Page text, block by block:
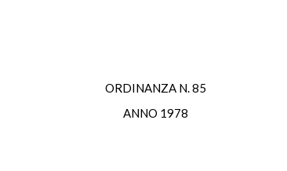
ORDINANZA N. 85
ANNO 1978